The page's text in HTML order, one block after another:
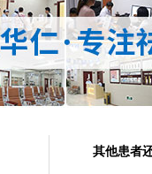
其他患者